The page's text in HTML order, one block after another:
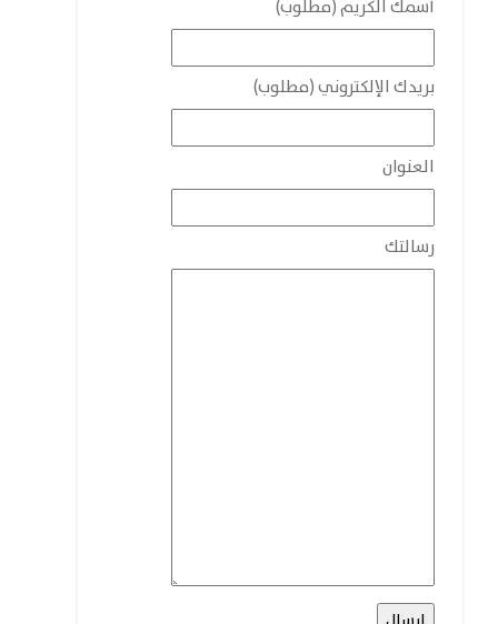
أسمك الكريم (مطلوب)
بريدك الإلكتروني (مطلوب)
العنوان
رسالتك